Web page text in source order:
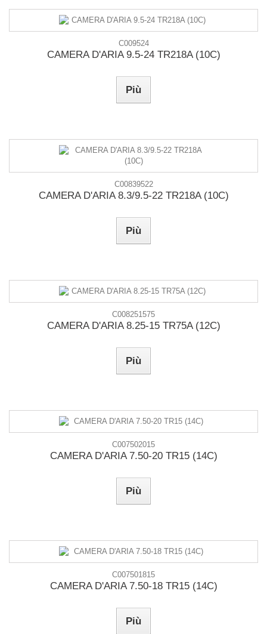
C009524
CAMERA D'ARIA 9.5-24 TR218A (10C)
Più
C00839522
CAMERA D'ARIA 8.3/9.5-22 TR218A (10C)
Più
C008251575
CAMERA D'ARIA 8.25-15 TR75A (12C)
Più
C007502015
CAMERA D'ARIA 7.50-20 TR15 (14C)
Più
C007501815
CAMERA D'ARIA 7.50-18 TR15 (14C)
Più